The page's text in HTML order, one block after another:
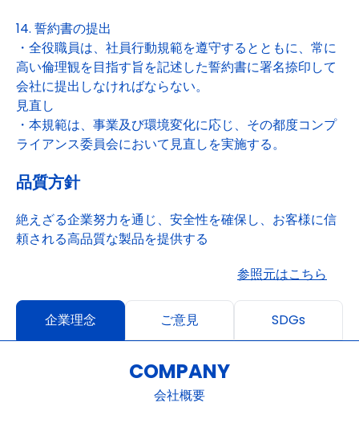
14. 誓約書の提出
・全役職員は、社員行動規範を遵守するとともに、常に
高い倫理観を目指す旨を記述した誓約書に署名捺印して
会社に提出しなければならない。
見直し
・本規範は、事業及び環境変化に応じ、その都度コンプ
ライアンス委員会において見直しを実施する。
品質方針
絶えざる企業努力を通じ、安全性を確保し、お客様に信
頼される高品質な製品を提供する
参照元はこちら
企業理念 ご意見 SDGs
COMPANY
会社概要